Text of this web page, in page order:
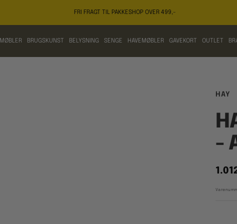
FRI FRAGT TIL PAKKESHOP OVER 499,-
MØBLER BRUGSKUNST BELYSNING SENGE HAVEMØBLER GAVEKORT OUTLET
HAY
-